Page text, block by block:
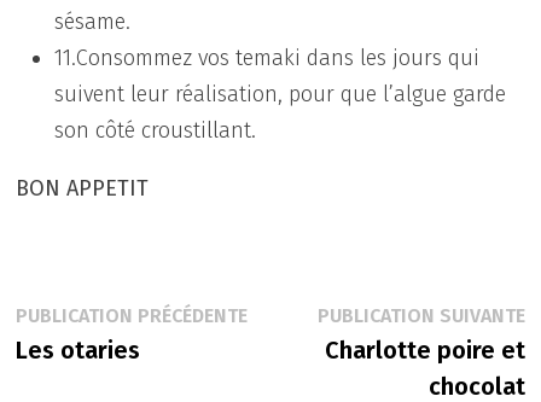
sésame.
11.Consommez vos temaki dans les jours qui
suivent leur réalisation, pour que l’algue garde
son côté croustillant.
BON APPETIT
Navigation
de
PUBLICATION PRÉCÉDENTEPublication
précédente :
Les otaries
PUBLICATION SUIVANTE
Charlotte poire et
chocolat